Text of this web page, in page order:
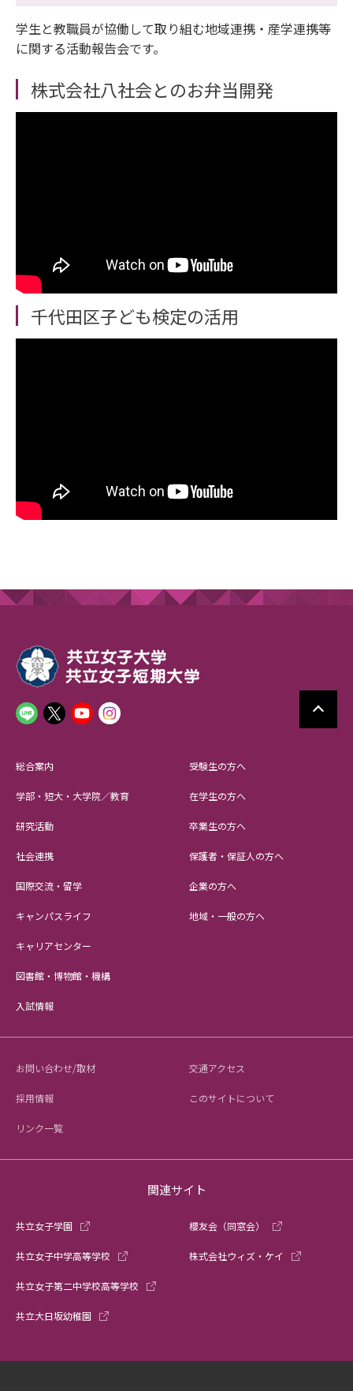
学生と教職員が協働して取り組む地域連携・産学連携等
に関する活動報告会です。
株式会社八社会とのお弁当開発
千代田区子ども検定の活用
総合案内
学部・短大・大学院／教育
研究活動
社会連携
国際交流・留学
キャンパスライフ
キャリアセンター
図書館・博物館・機構
入試情報
受験生の方へ
在学生の方へ
卒業生の方へ
保護者・保証人の方へ
企業の方へ
地域・一般の方へ
お問い合わせ/取材 交通アクセス
採用情報 このサイトについて
リンク一覧
関連サイト
共立女子学園
共立女子中学高等学校
共立女子第二中学校高等学校
共立大日坂幼稚園
櫻友会（同窓会）
株式会社ウィズ・ケイ